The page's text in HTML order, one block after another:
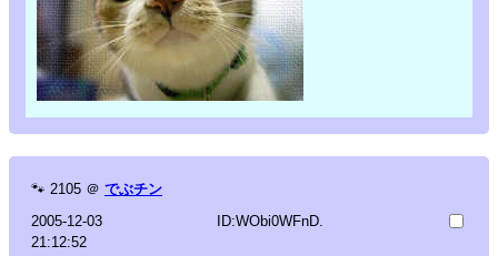
🐾 2105 ＠ でぶチン
2005-12-03
21:12:52
ID:WObi0WFnD.